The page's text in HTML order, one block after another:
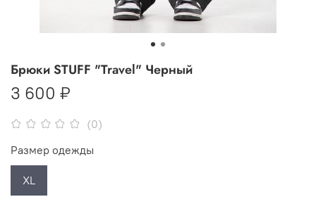
(0)
Брюки STUFF "Travel" Черный
3 600 ₽
Размер одежды
XL